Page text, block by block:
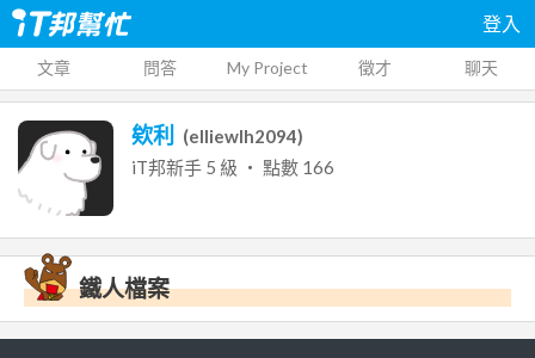
登入
文章 問答 My Project 徵才 聊天
欸利 (elliewlh2094)
iT邦新手 5 級 ‧ 點數 166
鐵人檔案